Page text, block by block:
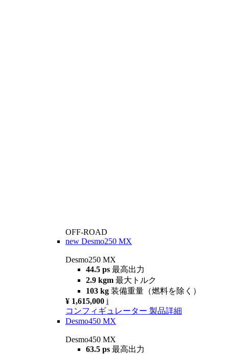
OFF-ROAD
new Desmo250 MX
Desmo250 MX
44.5 ps 最高出力
2.9 kgm 最大トルク
103 kg 装備重量（燃料を除く）
¥ 1,615,000 i
コンフィギュレーター 製品詳細
Desmo450 MX
Desmo450 MX
63.5 ps 最高出力